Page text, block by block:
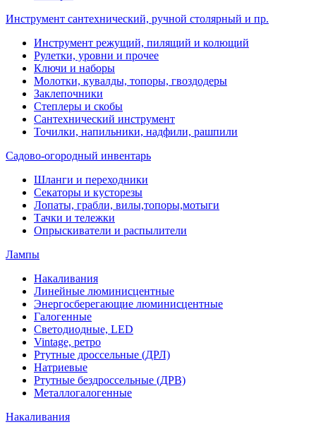
Инструмент сантехнический, ручной столярный и пр.
Инструмент режущий, пилящий и колющий
Рулетки, уровни и прочее
Ключи и наборы
Молотки, кувалды, топоры, гвоздодеры
Заклепочники
Степлеры и скобы
Сантехнический инструмент
Точилки, напильники, надфили, рашпили
Садово-огородный инвентарь
Шланги и переходники
Секаторы и кусторезы
Лопаты, грабли, вилы,топоры,мотыги
Тачки и тележки
Опрыскиватели и распылители
Лампы
Накаливания
Линейные люминисцентные
Энергосберегающие люминисцентные
Галогенные
Светодиодные, LED
Vintage, ретро
Ртутные дроссельные (ДРЛ)
Натриевые
Ртутные бездроссельные (ДРВ)
Металлогалогенные
Накаливания